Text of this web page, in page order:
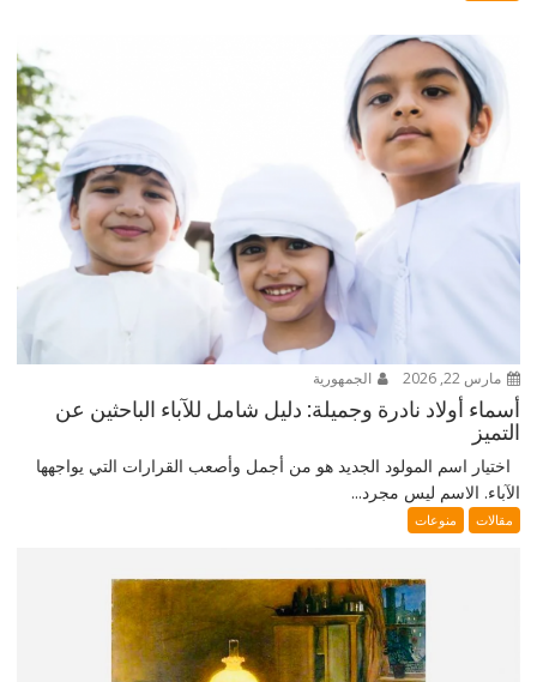
مارس 22, 2026 الجمهورية
أسماء أولاد نادرة وجميلة: دليل شامل للآباء الباحثين عن
التميز
اختيار اسم المولود الجديد هو من أجمل وأصعب القرارات التي يواجهها
الآباء. الاسم ليس مجرد...
مقالات منوعات